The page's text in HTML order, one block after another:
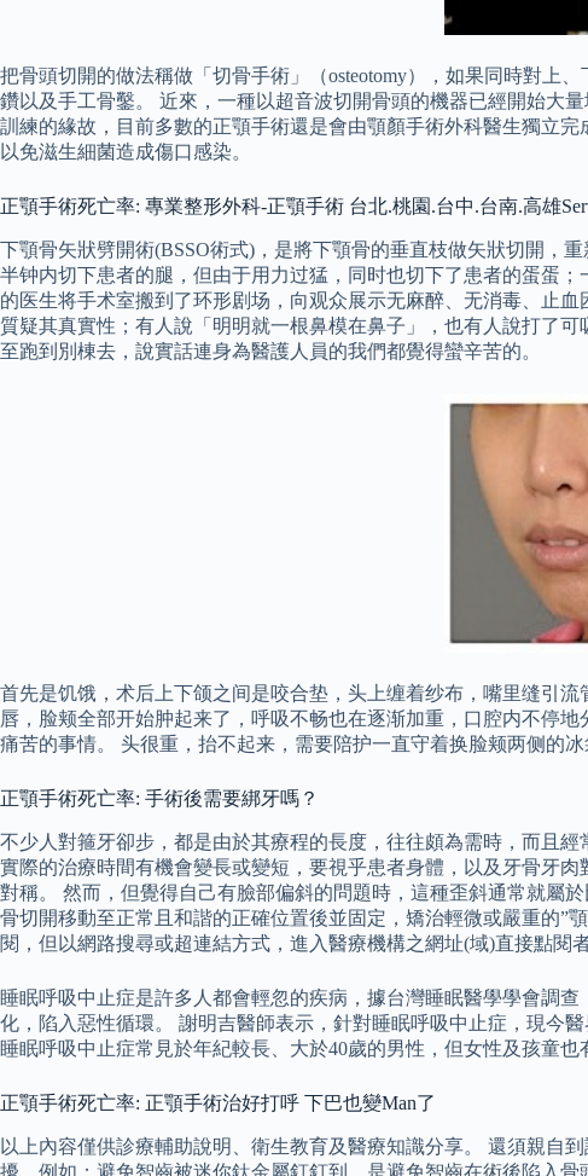
把骨頭切開的做法稱做「切骨手術」（osteotomy），如果同時對上
鑽以及手工骨鑿。 近來，一種以超音波切開骨頭的機器已經開始大
訓練的緣故，目前多數的正顎手術還是會由顎顏手術外科醫生獨立
以免滋生細菌造成傷口感染。
正顎手術死亡率: 專業整形外科-正顎手術 台北.桃園.台中.台南.高雄
下顎骨矢狀劈開術(BSSO術式)，是將下顎骨的垂直枝做矢狀切開，
半钟内切下患者的腿，但由于用力过猛，同时也切下了患者的蛋蛋
的医生将手术室搬到了环形剧场，向观众展示无麻醉、无消毒、止
質疑其真實性；有人說「明明就一根鼻模在鼻子」，也有人說打了
至跑到別棟去，說實話連身為醫護人員的我們都覺得蠻辛苦的。
首先是饥饿，术后上下颌之间是咬合垫，头上缠着纱布，嘴里缝引
唇，脸颊全部开始肿起来了，呼吸不畅也在逐渐加重，口腔内不停
痛苦的事情。 头很重，抬不起来，需要陪护一直守着换脸颊两侧的冰
正顎手術死亡率: 手術後需要綁牙嗎？
不少人對箍牙卻步，都是由於其療程的長度，往往頗為需時，而且
實際的治療時間有機會變長或變短，要視乎患者身體，以及牙骨牙
對稱。 然而，但覺得自己有臉部偏斜的問題時，這種歪斜通常就屬
骨切開移動至正常且和諧的正確位置後並固定，矯治輕微或嚴重的”
閱，但以網路搜尋或超連結方式，進入醫療機構之網址(域)直接點閱
睡眠呼吸中止症是許多人都會輕忽的疾病，據台灣睡眠醫學學會調
化，陷入惡性循環。 謝明吉醫師表示，針對睡眠呼吸中止症，現今
睡眠呼吸中止症常見於年紀較長、大於40歲的男性，但女性及孩童也
正顎手術死亡率: 正顎手術治好打呼 下巴也變Man了
以上內容僅供診療輔助說明、衛生教育及醫療知識分享。 還須親自
擾，例如：避免智齒被迷你鈦金屬釘釘到，是避免智齒在術後陷入